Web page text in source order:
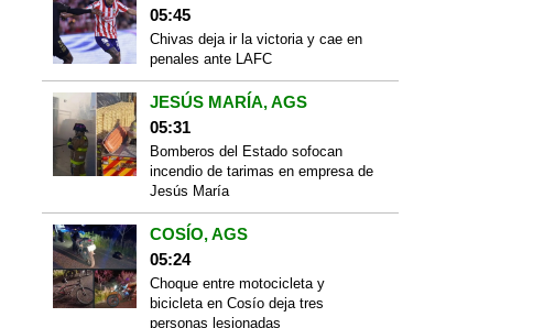
05:45
Chivas deja ir la victoria y cae en
penales ante LAFC
JESÚS MARÍA, AGS
05:31
Bomberos del Estado sofocan
incendio de tarimas en empresa de
Jesús María
COSÍO, AGS
05:24
Choque entre motocicleta y
bicicleta en Cosío deja tres
personas lesionadas